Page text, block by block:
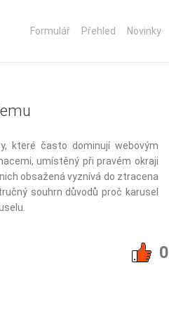
Formulář Přehled Novinky
které často dominují webovým
umístěný při pravém okraji
obsažená vyznívá do ztracena
souhrn důvodů proč karusel
0